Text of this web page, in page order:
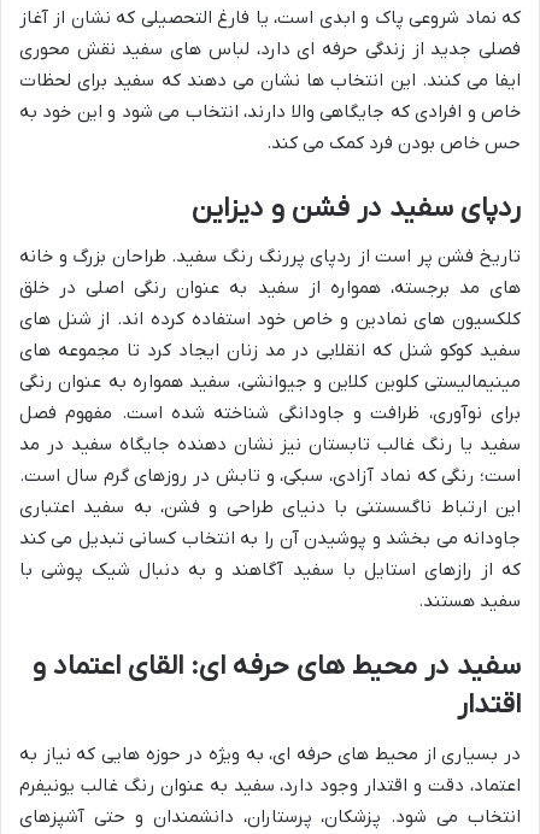
که نماد شروعی پاک و ابدی است، یا فارغ التحصیلی که نشان از آغاز
فصلی جدید از زندگی حرفه ای دارد، لباس های سفید نقش محوری
ایفا می کنند. این انتخاب ها نشان می دهند که سفید برای لحظات
خاص و افرادی که جایگاهی والا دارند، انتخاب می شود و این خود به
حس خاص بودن فرد کمک می کند.
ردپای سفید در فشن و دیزاین
تاریخ فشن پر است از ردپای پررنگ رنگ سفید. طراحان بزرگ و خانه
های مد برجسته، همواره از سفید به عنوان رنگی اصلی در خلق
کلکسیون های نمادین و خاص خود استفاده کرده اند. از شنل های
سفید کوکو شنل که انقلابی در مد زنان ایجاد کرد تا مجموعه های
مینیمالیستی کلوین کلاین و جیوانشی، سفید همواره به عنوان رنگی
برای نوآوری، ظرافت و جاودانگی شناخته شده است. مفهوم فصل
سفید یا رنگ غالب تابستان نیز نشان دهنده جایگاه سفید در مد
است؛ رنگی که نماد آزادی، سبکی، و تابش در روزهای گرم سال است.
این ارتباط ناگسستنی با دنیای طراحی و فشن، به سفید اعتباری
جاودانه می بخشد و پوشیدن آن را به انتخاب کسانی تبدیل می کند
که از رازهای استایل با سفید آگاهند و به دنبال شیک پوشی با
سفید هستند.
سفید در محیط های حرفه ای: القای اعتماد و
اقتدار
در بسیاری از محیط های حرفه ای، به ویژه در حوزه هایی که نیاز به
اعتماد، دقت و اقتدار وجود دارد، سفید به عنوان رنگ غالب یونیفرم
انتخاب می شود. پزشکان، پرستاران، دانشمندان و حتی آشپزهای